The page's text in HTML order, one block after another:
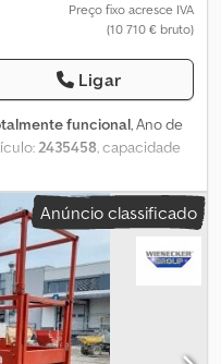
Preço fixo acresce IVA
(10 710 € bruto)
Ligar
funcional, Ano de
2435458, capacidade
710 mm, peso total:
2 300 mm, largura de
1 910 mm
16 x 5 x 12, cor: vermelho,
Elétrico Altura de
m Dimensão da
E Ty Tox Acqsr Extensão
L x A) 2,32 m x 0,84 m x
Anúncio classificado